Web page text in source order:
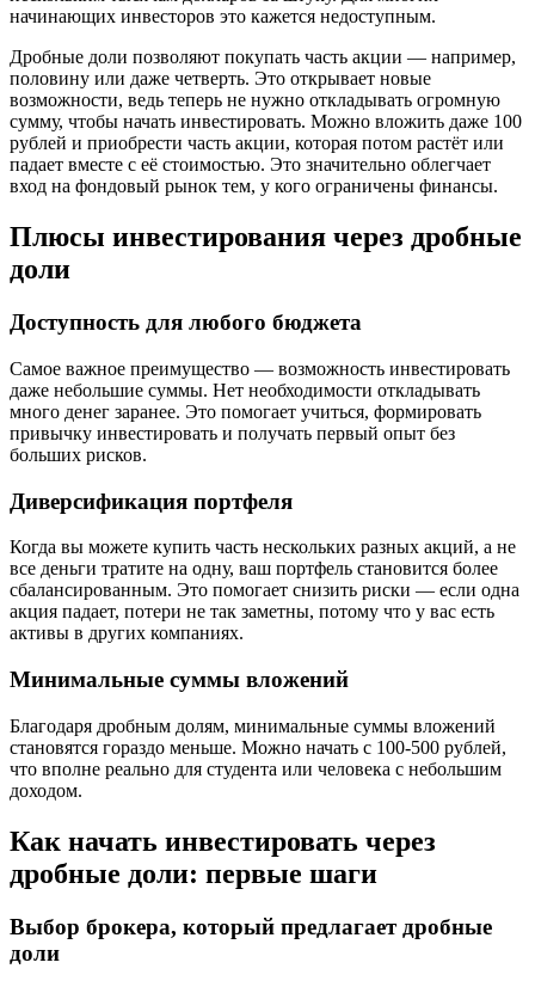
начинающих инвесторов это кажется недоступным.
Дробные доли позволяют покупать часть акции — например,
половину или даже четверть. Это открывает новые
возможности, ведь теперь не нужно откладывать огромную
сумму, чтобы начать инвестировать. Можно вложить даже 100
рублей и приобрести часть акции, которая потом растёт или
падает вместе с её стоимостью. Это значительно облегчает
вход на фондовый рынок тем, у кого ограничены финансы.
Плюсы инвестирования через дробные
доли
Доступность для любого бюджета
Самое важное преимущество — возможность инвестировать
даже небольшие суммы. Нет необходимости откладывать
много денег заранее. Это помогает учиться, формировать
привычку инвестировать и получать первый опыт без
больших рисков.
Диверсификация портфеля
Когда вы можете купить часть нескольких разных акций, а не
все деньги тратите на одну, ваш портфель становится более
сбалансированным. Это помогает снизить риски — если одна
акция падает, потери не так заметны, потому что у вас есть
активы в других компаниях.
Минимальные суммы вложений
Благодаря дробным долям, минимальные суммы вложений
становятся гораздо меньше. Можно начать с 100-500 рублей,
что вполне реально для студента или человека с небольшим
доходом.
Как начать инвестировать через
дробные доли: первые шаги
Выбор брокера, который предлагает дробные
доли